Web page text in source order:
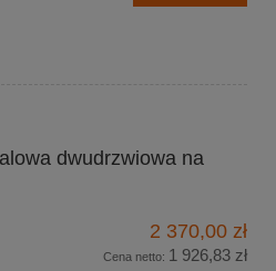
dwudrzwiowa na
2 370,00 zł
Cena netto: 1 926,83 zł